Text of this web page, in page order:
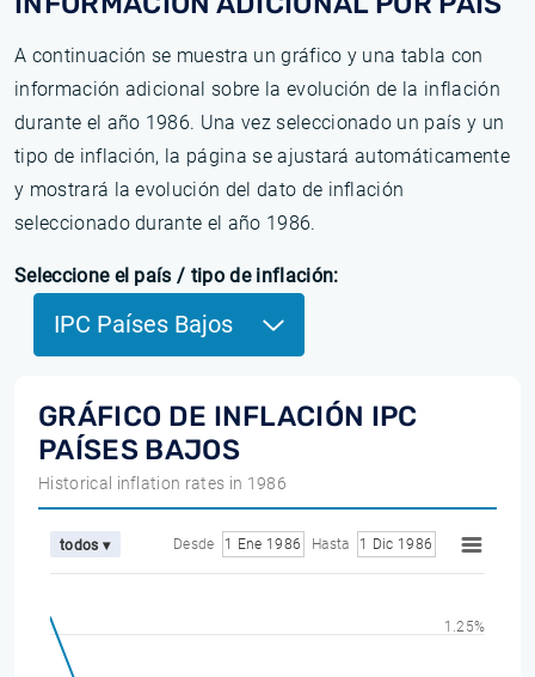
A continuación se muestra un gráfico y una tabla con
información adicional sobre la evolución de la inflación
durante el año 1986. Una vez seleccionado un país y un
tipo de inflación, la página se ajustará automáticamente
y mostrará la evolución del dato de inflación
seleccionado durante el año 1986.
Seleccione el país / tipo de inflación:
IPC Países Bajos
GRÁFICO DE INFLACIÓN IPC
PAÍSES BAJOS
Historical inflation rates in 1986
todos ▾ Desde 1 Ene 1986 Hasta 1 Dic 1986
1.25%